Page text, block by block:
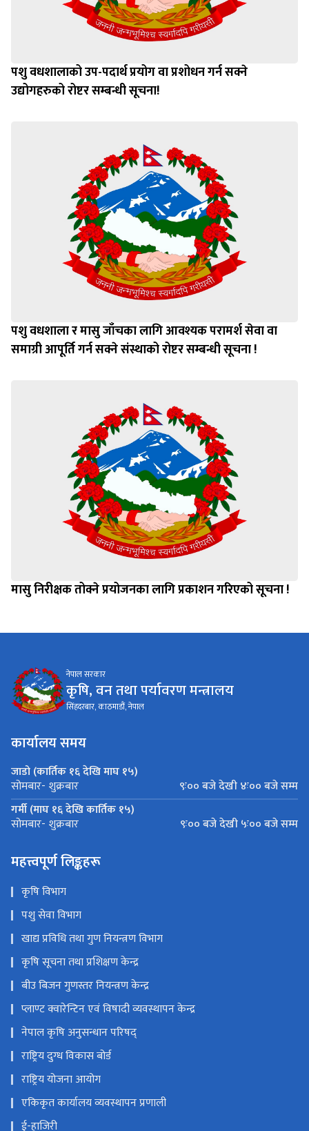
पशु वधशालाको उप-पदार्थ प्रयोग वा प्रशोधन गर्न सक्ने
उद्योगहरुको रोष्टर सम्बन्धी सूचना!
पशु वधशाला र मासु जाँचका लागि आवश्यक परामर्श सेवा वा
समाग्री आपूर्ति गर्न सक्ने संस्थाको रोष्टर सम्बन्धी सूचना !
मासु निरीक्षक तोक्ने प्रयोजनका लागि प्रकाशन गरिएको सूचना !
नेपाल सरकार
कृषि, वन तथा पर्यावरण मन्त्रालय
सिंहदरबार, काठमाडौं, नेपाल
कार्यालय समय
जाडो (कार्तिक १६ देखि माघ १५)
सोमबार- शुक्रबार
९ः०० बजे देखी ४ः०० बजे सम्म
गर्मी (माघ १६ देखि कार्तिक १५)
सोमबार- शुक्रबार ९ः०० बजे देखी ५ः०० बजे सम्म
महत्त्वपूर्ण लिङ्कहरू
कृषि विभाग
पशु सेवा विभाग
खाद्य प्रविधि तथा गुण नियन्त्रण विभाग
कृषि सूचना तथा प्रशिक्षण केन्द्र
बीउ बिजन गुणस्तर नियन्त्रण केन्द्र
प्लाण्ट क्वारेन्टिन एवं विषादी व्यवस्थापन केन्द्र
नेपाल कृषि अनुसन्धान परिषद्
राष्ट्रिय दुग्ध विकास बोर्ड
राष्ट्रिय योजना आयोग
एकिकृत कार्यालय व्यवस्थापन प्रणाली
ई-हाजिरी